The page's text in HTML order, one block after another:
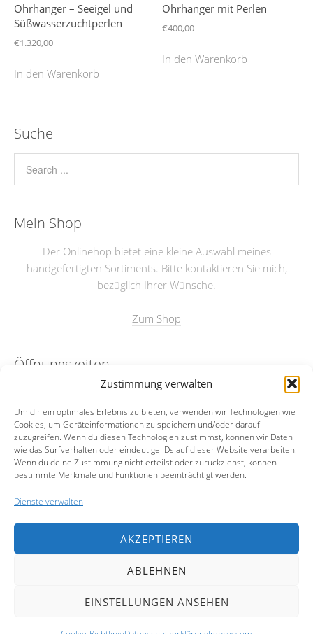
Zustimmung verwalten
Um dir ein optimales Erlebnis zu bieten, verwenden wir Technologien wie
Cookies, um Geräteinformationen zu speichern und/oder darauf
zuzugreifen. Wenn du diesen Technologien zustimmst, können wir Daten
wie das Surfverhalten oder eindeutige IDs auf dieser Website verarbeiten.
Wenn du deine Zustimmung nicht erteilst oder zurückziehst, können
bestimmte Merkmale und Funktionen beeinträchtigt werden.
Dienste verwalten
AKZEPTIEREN
ABLEHNEN
EINSTELLUNGEN ANSEHEN
Ohrhänger – Seeigel und
Süßwasserzuchtperlen
€1.320,00
In den Warenkorb
Ohrhänger mit Perlen
€400,00
In den Warenkorb
Suche
Mein Shop
Der Onlinehop bietet eine kleine Auswahl meines
handgefertigten Sortiments. Bitte kontaktieren Sie mich,
bezüglich Ihrer Wünsche.
Zum Shop
Öffnungszeiten
Kontakt
Email: info@merian23.de
Facebook
Instagram
Copyright © 2026 Simone Buch.